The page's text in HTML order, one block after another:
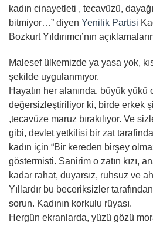
kadın cinayetleti , tecavüzü,
bitmiyor…” diyen Yenilik Partisi
Bozkurt Yıldırımcı’nın
Malesef ülkemizde ya yasa yok,
şekilde uygulanmıyor.
Hayatın her alanında, büyük yükü
değersizleştiriliyor ki, birde erkek
,tecavüze maruz bırakılıyor. Ve
gibi, devlet yetkilisi bir zat
kadın için “Bir kereden birşey
göstermisti. Sanirim o zatın kızı,
kadar rahat, duyarsız, ruhsuz ve
Yıllardır bu beceriksizler
sorun. Kadının korkulu rüyası.
Hergün ekranlarda, yüzü gözü